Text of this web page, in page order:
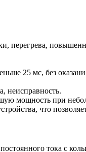
перегрева,
25 мс, без
неисправность.
мощность при
что
тока с